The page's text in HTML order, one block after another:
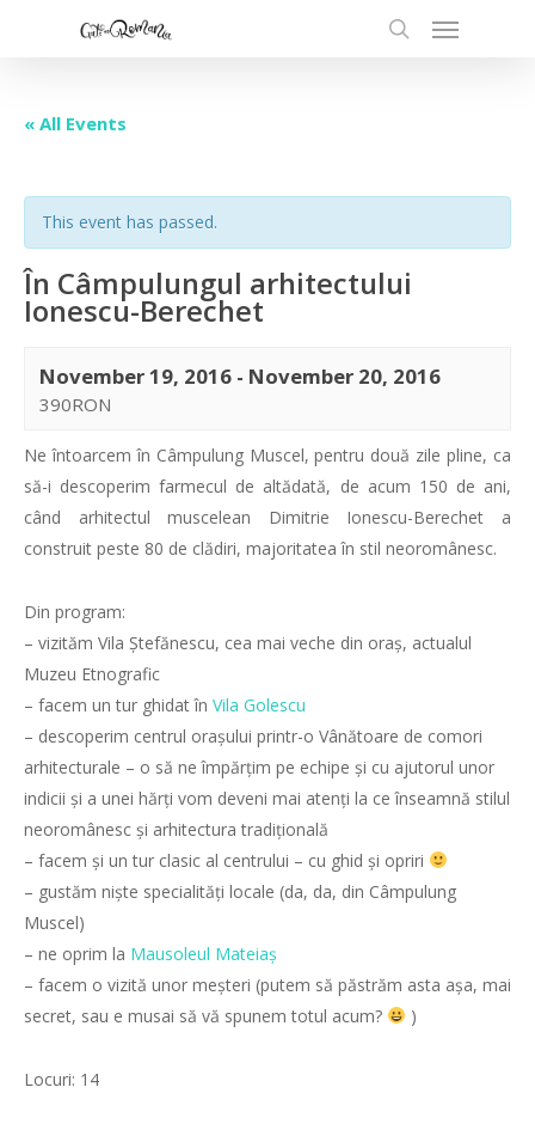
« All Events
This event has passed.
În Câmpulungul arhitectului
Ionescu-Berechet
November 19, 2016 - November 20, 2016
390RON
Ne întoarcem în Câmpulung Muscel, pentru două zile pline, ca
să-i descoperim farmecul de altădată, de acum 150 de ani,
când arhitectul muscelean Dimitrie Ionescu-Berechet a
construit peste 80 de clădiri, majoritatea în stil neoromânesc.
Din program:
– vizităm Vila Ștefănescu, cea mai veche din oraș, actualul
Muzeu Etnografic
– facem un tur ghidat în Vila Golescu
– descoperim centrul orașului printr-o Vânătoare de comori
arhitecturale – o să ne împărțim pe echipe și cu ajutorul unor
indicii și a unei hărți vom deveni mai atenți la ce înseamnă stilul
neoromânesc și arhitectura tradițională
– facem și un tur clasic al centrului – cu ghid și opriri
– gustăm niște specialități locale (da, da, din Câmpulung
Muscel)
– ne oprim la Mausoleul Mateiaș
– facem o vizită unor meșteri (putem să păstrăm asta așa, mai
secret, sau e musai să vă spunem totul acum?
)
Locuri: 14